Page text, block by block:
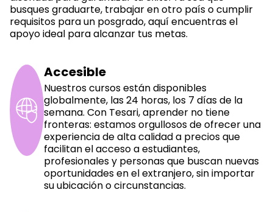
busques graduarte, trabajar en otro país o cumplir
requisitos para un posgrado, aquí encuentras el
apoyo ideal para alcanzar tus metas.
Accesible
Nuestros cursos están disponibles
globalmente, las 24 horas, los 7 días de la
semana. Con Tesari, aprender no tiene
fronteras: estamos orgullosos de ofrecer una
experiencia de alta calidad a precios que
facilitan el acceso a estudiantes,
profesionales y personas que buscan nuevas
oportunidades en el extranjero, sin importar
su ubicación o circunstancias.